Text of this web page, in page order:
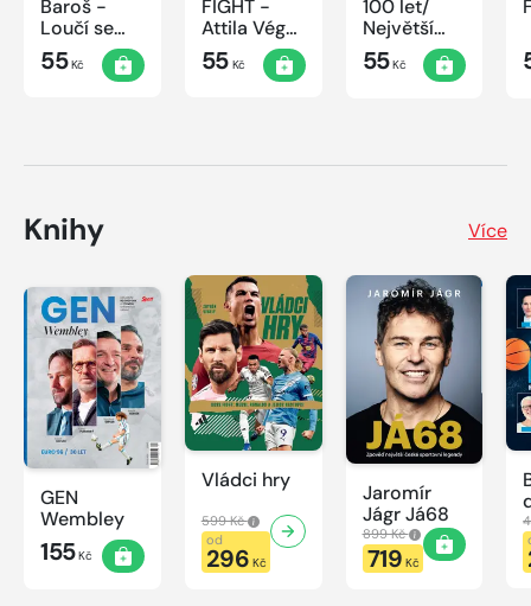
Baroš -
Loučí se
dravec
55Kč
FIGHT -
Attila Végh
vs. Karlos
Vémola
55Kč
100 let/
Největší
okamžiky
českého
55Kč
Knihy Více
GEN
Wembley
155Kč
Vládci hry
599 Kč
od
296 Kč
Jaromír
Jágr Já68
899 Kč
719 Kč